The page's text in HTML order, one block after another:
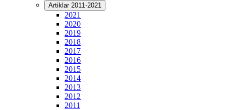
Artiklar 2011-2021
2021
2020
2019
2018
2017
2016
2015
2014
2013
2012
2011